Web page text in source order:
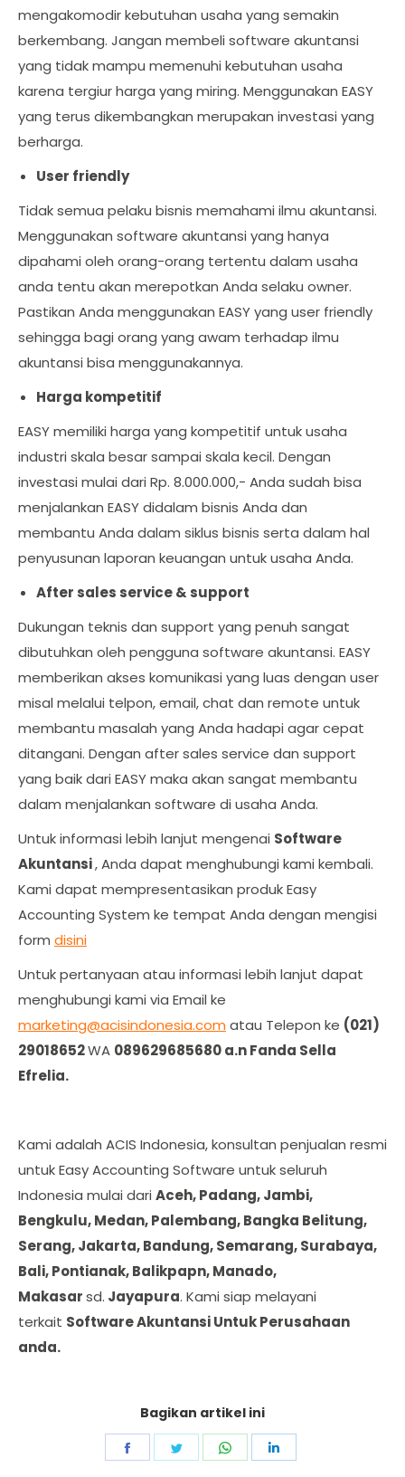
mengakomodir kebutuhan usaha yang semakin
berkembang. Jangan membeli software akuntansi
yang tidak mampu memenuhi kebutuhan usaha
karena tergiur harga yang miring. Menggunakan EASY
yang terus dikembangkan merupakan investasi yang
berharga.
User friendly
Tidak semua pelaku bisnis memahami ilmu akuntansi.
Menggunakan software akuntansi yang hanya
dipahami oleh orang-orang tertentu dalam usaha
anda tentu akan merepotkan Anda selaku owner.
Pastikan Anda menggunakan EASY yang user friendly
sehingga bagi orang yang awam terhadap ilmu
akuntansi bisa menggunakannya.
Harga kompetitif
EASY memiliki harga yang kompetitif untuk usaha
industri skala besar sampai skala kecil. Dengan
investasi mulai dari Rp. 8.000.000,- Anda sudah bisa
menjalankan EASY didalam bisnis Anda dan
membantu Anda dalam siklus bisnis serta dalam hal
penyusunan laporan keuangan untuk usaha Anda.
After sales service & support
Dukungan teknis dan support yang penuh sangat
dibutuhkan oleh pengguna software akuntansi. EASY
memberikan akses komunikasi yang luas dengan user
misal melalui telpon, email, chat dan remote untuk
membantu masalah yang Anda hadapi agar cepat
ditangani. Dengan after sales service dan support
yang baik dari EASY maka akan sangat membantu
dalam menjalankan software di usaha Anda.
Untuk informasi lebih lanjut mengenai Software
Akuntansi, Anda dapat menghubungi kami kembali.
Kami dapat mempresentasikan produk Easy
Accounting System ke tempat Anda dengan mengisi
form disini
Untuk pertanyaan atau informasi lebih lanjut dapat
menghubungi kami via Email ke
marketing@acisindonesia.com atau Telepon ke (021)
29018652WA 089629685680 a.n Fanda Sella
Efrelia.
Kami adalah ACIS Indonesia, konsultan penjualan resmi
untuk Easy Accounting Software untuk seluruh
Indonesia mulai dari Aceh, Padang, Jambi,
Bengkulu, Medan, Palembang, Bangka Belitung,
Serang, Jakarta, Bandung, Semarang, Surabaya,
Bali, Pontianak, Balikpapn, Manado,
Makasarsd. Jayapura. Kami siap melayani
terkait Software Akuntansi Untuk Perusahaan
anda.
Bagikan artikel ini
Share
Share
Share